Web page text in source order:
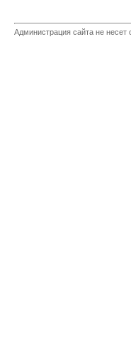
Администрация сайта не